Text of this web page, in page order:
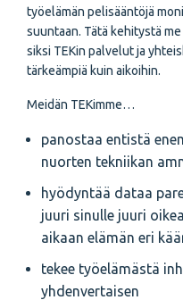
työelämän pelisääntöjä
suuntaan. Tätä kehitystä
siksi TEKin palvelut ja
tärkeämpiä kuin aikoihin.
Meidän TEKimme…
panostaa entistä
nuorten tekniikan
hyödyntää dataa
juuri sinulle juuri
aikaan elämän eri
tekee työelämästä
yhdenvertaisen